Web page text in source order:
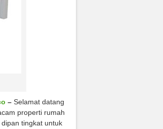
– Selamat datang
properti rumah
tingkat untuk